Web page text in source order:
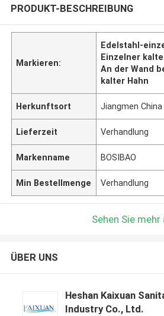
PRODUKT-BESCHREIBUNG
Markieren:
Edelstahl-
Einzelner
An der Wand
kalter Hahn
Herkunftsort Jiangmen China
Lieferzeit Verhandlung
Markenname BOSIBAO
Min Bestellmenge Verhandlung
Sehen Sie mehr
ÜBER UNS
Heshan Kaixuan
Industry Co., Ltd.